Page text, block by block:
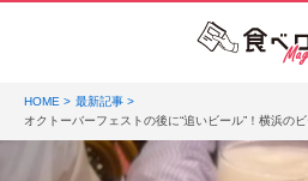
HOME
最新記事
オクトーバーフェストの後に“追いビール”！横浜の